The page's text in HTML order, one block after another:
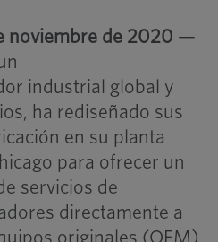
noviembre de 2020 —
industrial global y
ha rediseñado sus
en su planta
para ofrecer un
servicios de
directamente a
originales (OEM)